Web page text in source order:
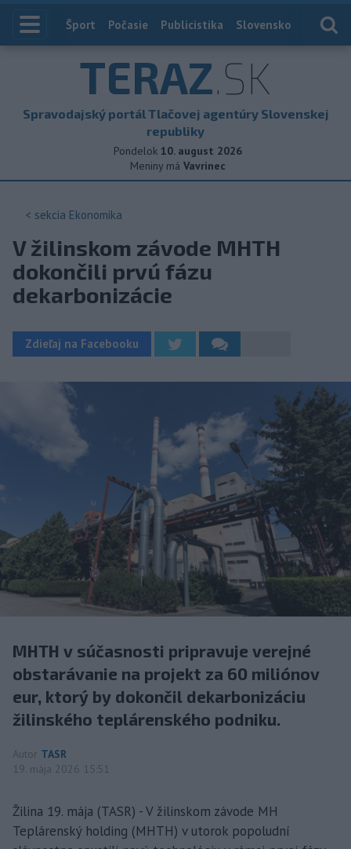
Index
Šport Počasie Publicistika Slovensko
TERAZ.SK
Spravodajský portál Tlačovej agentúry Slovenskej
republiky
Pondelok 10. august 2026
Meniny má Vavrinec
< sekcia Ekonomika
V žilinskom závode MHTH
dokončili prvú fázu
dekarbonizácie
Zdieľaj na Facebooku
MHTH v súčasnosti pripravuje verejné
obstarávanie na projekt za 60 miliónov
eur, ktorý by dokončil dekarbonizáciu
žilinského teplárenského podniku.
Autor TASR
19. mája 2026 15:51
Žilina 19. mája (TASR) - V žilinskom závode MH
Teplárenský holding (MHTH) v utorok popoludní